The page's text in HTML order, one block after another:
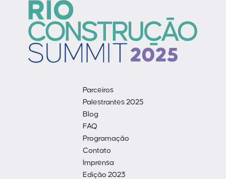
Parceiros
Palestrantes 2025
Blog
FAQ
Programação
Contato
Imprensa
Edição 2023